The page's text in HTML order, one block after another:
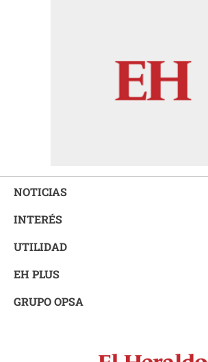
NOTICIAS
INTERÉS
UTILIDAD
EH PLUS
GRUPO OPSA